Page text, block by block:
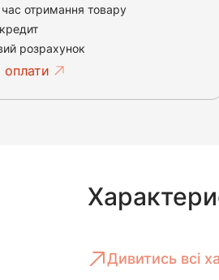
час отримання товару
розрахунок
оплати
Дивитись всі